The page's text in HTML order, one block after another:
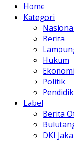
Home
Kategori
Nasional
Berita
Hukum
Ekonomi
Politik
Label
Berita
DKI